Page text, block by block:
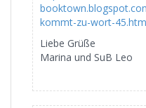
kommt-zu-wort-
Liebe Grüße
Marina und SuB Leo